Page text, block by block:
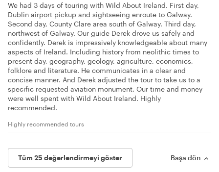
We had 3 days of touring with Wild About Ireland. First day,
Dublin airport pickup and sightseeing enroute to Galway.
Second day, County Clare area south of Galway. Third day,
northwest of Galway. Our guide Derek drove us safely and
confidently. Derek is impressively knowledgeable about many
aspects of Ireland. Including history from neolithic times to
present day, geography, geology, agriculture, economics,
folklore and literature. He communicates in a clear and
concise manner. And Derek adjusted the tour to take us to a
specific requested aviation monument. Our time and money
were well spent with Wild About Ireland. Highly
recommended.
Highly recommended tours
Tüm 25 değerlendirmeyi göster Başa dön